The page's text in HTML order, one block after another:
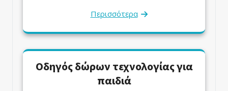
Περισσότερα
Οδηγός δώρων τεχνολογίας για
παιδιά